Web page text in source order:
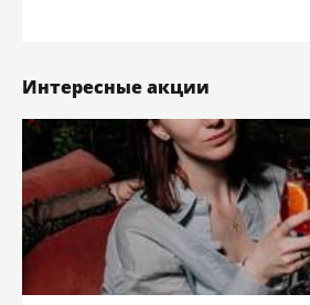
Интересные акции